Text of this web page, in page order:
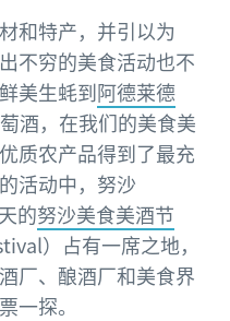
和特产，并引以为
不穷的美食活动也不
美生蚝到阿德莱德
酒，在我们的美食美
质农产品得到了最充
活动中，努沙
的努沙美食美酒节
）占有一席之地，
厂、酿酒厂和美食界
一探。